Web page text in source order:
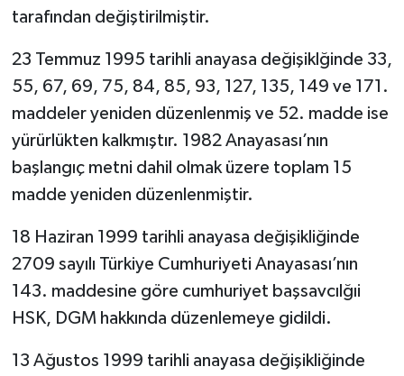
tarafından değiştirilmiştir.
23 Temmuz 1995 tarihli anayasa değişiklğinde 33,
55, 67, 69, 75, 84, 85, 93, 127, 135, 149 ve 171.
maddeler yeniden düzenlenmiş ve 52. madde ise
yürürlükten kalkmıştır. 1982 Anayasası’nın
başlangıç metni dahil olmak üzere toplam 15
madde yeniden düzenlenmiştir.
18 Haziran 1999 tarihli anayasa değişikliğinde
2709 sayılı Türkiye Cumhuriyeti Anayasası’nın
143. maddesine göre cumhuriyet başsavcılğıi
HSK, DGM hakkında düzenlemeye gidildi.
13 Ağustos 1999 tarihli anayasa değişikliğinde